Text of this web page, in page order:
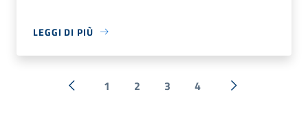
LEGGI DI PIÙ
« Precedente
1 2 3 4 Successiva »